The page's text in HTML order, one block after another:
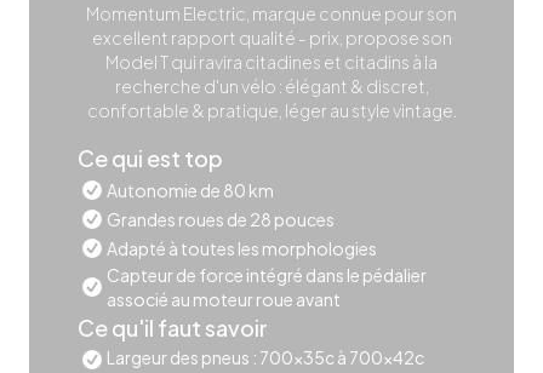
Momentum Electric, marque connue pour son
excellent rapport qualité - prix, propose son
Model T qui ravira citadines et citadins à la
recherche d'un vélo : élégant & discret,
confortable & pratique, léger au style vintage.
Ce qui est top
Autonomie de 80 km
Grandes roues de 28 pouces
Adapté à toutes les morphologies
Capteur de force intégré dans le pédalier
associé au moteur roue avant
Ce qu'il faut savoir
Largeur des pneus : 700x35c à 700x42c